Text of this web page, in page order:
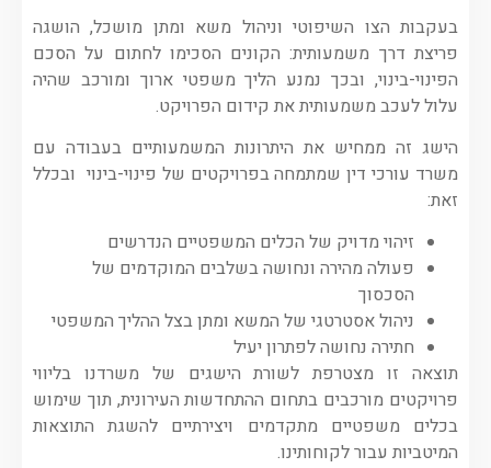
בעקבות הצו השיפוטי וניהול משא ומתן מושכל, הושגה
פריצת דרך משמעותית: הקונים הסכימו לחתום על הסכם
הפינוי-בינוי, ובכך נמנע הליך משפטי ארוך ומורכב שהיה
עלול לעכב משמעותית את קידום הפרויקט.
הישג זה ממחיש את היתרונות המשמעותיים בעבודה עם
משרד עורכי דין שמתמחה בפרויקטים של פינוי-בינוי ובכלל
זאת:
זיהוי מדויק של הכלים המשפטיים הנדרשים
פעולה מהירה ונחושה בשלבים המוקדמים של
הסכסוך
ניהול אסטרטגי של המשא ומתן בצל ההליך המשפטי
חתירה נחושה לפתרון יעיל
תוצאה זו מצטרפת לשורת הישגים של משרדנו בליווי
פרויקטים מורכבים בתחום ההתחדשות העירונית, תוך שימוש
בכלים משפטיים מתקדמים ויצירתיים להשגת התוצאות
המיטביות עבור לקוחותינו.